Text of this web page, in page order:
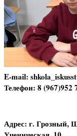
E-mail:
Телефон: 8 (967)952
Адрес: г. Грозный,